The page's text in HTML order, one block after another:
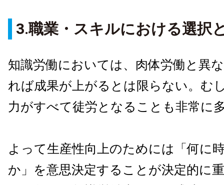
3.職業・スキルにおける選択
知識労働においては、肉体労働と異
れば成果が上がるとは限らない。む
力がすべて徒労となることも非常に
よって生産性向上のためには「何に
か」を意思決定することが決定的に